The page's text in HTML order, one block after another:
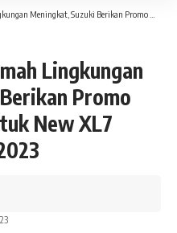
Berikan Promo Menguntungkan untuk New XL7 Hybrid Selama Juli 2023
Lingkungan
Promo
New XL7